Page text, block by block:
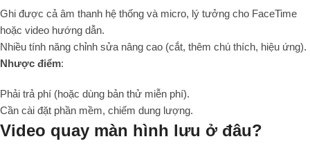
Ghi được cả âm thanh hệ thống và micro, lý tưởng cho FaceTime
hoặc video hướng dẫn.
Nhiều tính năng chỉnh sửa nâng cao (cắt, thêm chú thích, hiệu ứng).
Nhược điểm:
Phải trả phí (hoặc dùng bản thử miễn phí).
Cần cài đặt phần mềm, chiếm dung lượng.
Video quay màn hình lưu ở đâu?